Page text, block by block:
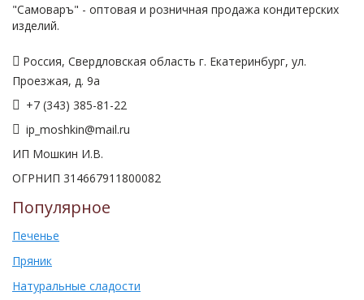
"Самоваръ" - оптовая и розничная продажа кондитерских
изделий.
Россия, Свердловская область г. Екатеринбург, ул.
Проезжая, д. 9а
+7 (343) 385-81-22
ip_moshkin@mail.ru
ИП Мошкин И.В.
ОГРНИП 314667911800082
Популярное
Печенье
Пряник
Натуральные сладости